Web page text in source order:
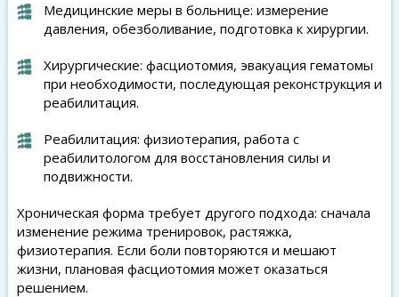
Медицинские меры в больнице: измерение
давления, обезболивание, подготовка к хирургии.
Хирургические: фасциотомия, эвакуация гематомы
при необходимости, последующая реконструкция и
реабилитация.
Реабилитация: физиотерапия, работа с
реабилитологом для восстановления силы и
подвижности.
Хроническая форма требует другого подхода: сначала
изменение режима тренировок, растяжка,
физиотерапия. Если боли повторяются и мешают
жизни, плановая фасциотомия может оказаться
решением.